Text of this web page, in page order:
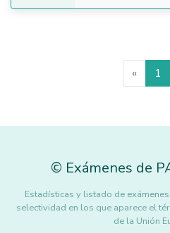
« 1
© Exámenes de
Estadísticas y listado de exámenes
selectividad en los que aparece el
de la Unión